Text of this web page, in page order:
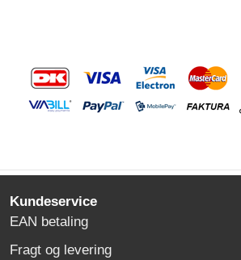
Kundeservice
EAN betaling
Fragt og levering